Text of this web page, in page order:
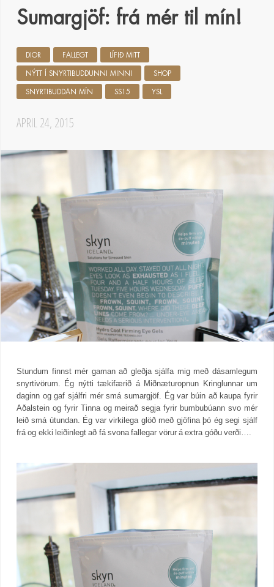
Sumargjöf: frá mér til mín!
APRIL 24, 2015
DIOR FALLEGT LÍFIÐ MITT
NÝTT Í SNYRTIBUDDUNNI MINNI SHOP
SNYRTIBUDDAN MÍN SS15 YSL
Stundum finnst mér gaman að gleðja sjálfa mig með dásamlegum
snyrtivörum. Ég nýtti tækifærið á Miðnæturopnun Kringlunnar um
daginn og gaf sjálfri mér smá sumargjöf. Ég var búin að kaupa fyrir
Aðalstein og fyrir Tinna og meirað segja fyrir bumbubúann svo mér
leið smá útundan. Ég var virkilega glöð með gjöfina þó ég segi sjálf
frá og ekki leiðinlegt að fá svona fallegar vörur á extra góðu verði….